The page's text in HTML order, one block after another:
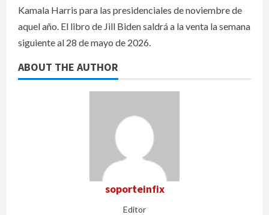
Kamala Harris para las presidenciales de noviembre de
aquel año. El libro de Jill Biden saldrá a la venta la semana
siguiente al 28 de mayo de 2026.
ABOUT THE AUTHOR
soporteinfix
Editor